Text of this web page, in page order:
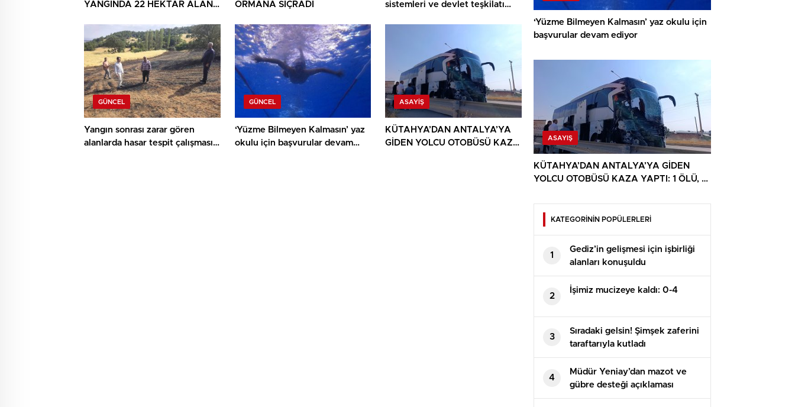
YANGINDA 22 HEKTAR ALAN
ORMANA SIÇRADI
sistemleri ve devlet teşkilatı
GÜNCEL
Yangın sonrası zarar gören
alanlarda hasar tespit çalışması
GÜNCEL
‘Yüzme Bilmeyen Kalmasın’ yaz
okulu için başvurular devam
ASAYIŞ
KÜTAHYA’DAN ANTALYA’YA
GİDEN YOLCU OTOBÜSÜ KAZA
‘Yüzme Bilmeyen Kalmasın’ yaz okulu için
başvurular devam ediyor
ASAYIŞ
KÜTAHYA’DAN ANTALYA’YA GİDEN
YOLCU OTOBÜSÜ KAZA YAPTI: 1 ÖLÜ, 15
KATEGORİNİN POPÜLERLERİ
1
Gediz’in gelişmesi için işbirliği
alanları konuşuldu
2
İşimiz mucizeye kaldı: 0-4
3
Sıradaki gelsin! Şimşek zaferini
taraftarıyla kutladı
4
Müdür Yeniay’dan mazot ve
gübre desteği açıklaması